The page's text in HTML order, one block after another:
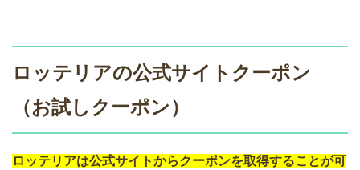
ロッテリアの公式サイトクーポン
（お試しクーポン）
ロッテリアは公式サイトからクーポンを取得することが可